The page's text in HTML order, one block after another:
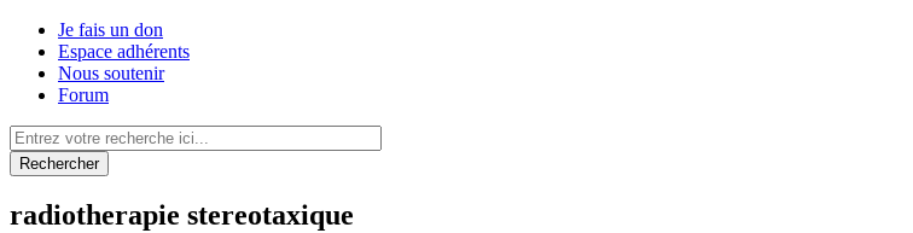
Je fais un don
Espace adhérents
Nous soutenir
Forum
Rechercher
radiotherapie stereotaxique